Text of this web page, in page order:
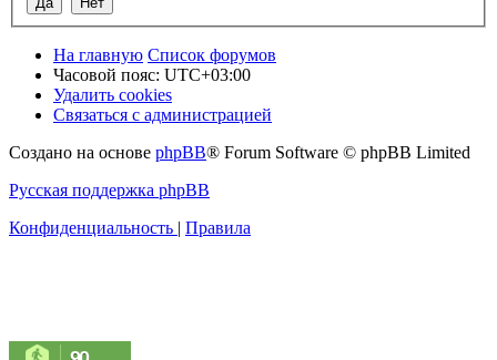
На главную Список форумов
Часовой пояс: UTC+03:00
Удалить cookies
Связаться с администрацией
Создано на основе phpBB® Forum Software © phpBB Limited
Русская поддержка phpBB
Конфиденциальность | Правила